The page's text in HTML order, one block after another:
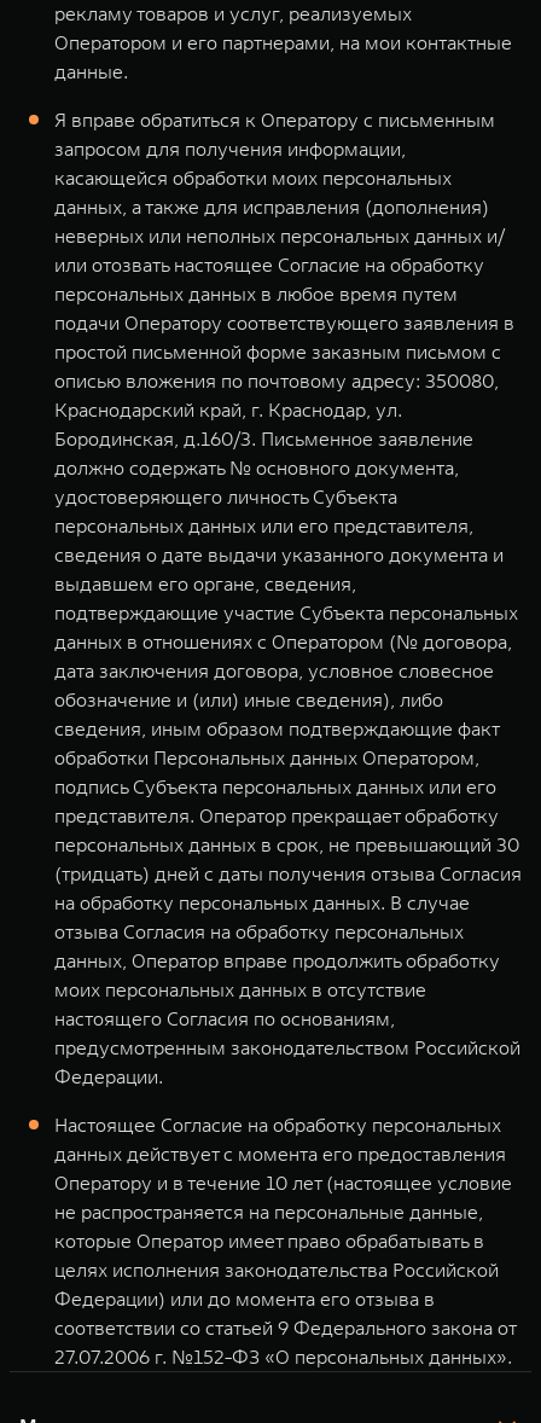
рекламу товаров и услуг, реализуемых
Оператором и его партнерами, на мои контактные
данные.
Я вправе обратиться к Оператору с письменным
запросом для получения информации,
касающейся обработки моих персональных
данных, а также для исправления (дополнения)
неверных или неполных персональных данных и/
или отозвать настоящее Согласие на обработку
персональных данных в любое время путем
подачи Оператору соответствующего заявления в
простой письменной форме заказным письмом с
описью вложения по почтовому адресу: 350080,
Краснодарский край, г. Краснодар, ул.
Бородинская, д.160/3. Письменное заявление
должно содержать № основного документа,
удостоверяющего личность Субъекта
персональных данных или его представителя,
сведения о дате выдачи указанного документа и
выдавшем его органе, сведения,
подтверждающие участие Субъекта персональных
данных в отношениях с Оператором (№ договора,
дата заключения договора, условное словесное
обозначение и (или) иные сведения), либо
сведения, иным образом подтверждающие факт
обработки Персональных данных Оператором,
подпись Субъекта персональных данных или его
представителя. Оператор прекращает обработку
персональных данных в срок, не превышающий 30
(тридцать) дней с даты получения отзыва Согласия
на обработку персональных данных. В случае
отзыва Согласия на обработку персональных
данных, Оператор вправе продолжить обработку
моих персональных данных в отсутствие
настоящего Согласия по основаниям,
предусмотренным законодательством Российской
Федерации.
Настоящее Согласие на обработку персональных
данных действует с момента его предоставления
Оператору и в течение 10 лет (настоящее условие
не распространяется на персональные данные,
которые Оператор имеет право обрабатывать в
целях исполнения законодательства Российской
Федерации) или до момента его отзыва в
соответствии со статьей 9 Федерального закона от
27.07.2006 г. №152-ФЗ «О персональных данных».